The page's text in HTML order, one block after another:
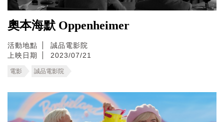
奧本海默 Oppenheimer
活動地點
誠品電影院
上映日期
2023/07/21
電影 誠品電影院